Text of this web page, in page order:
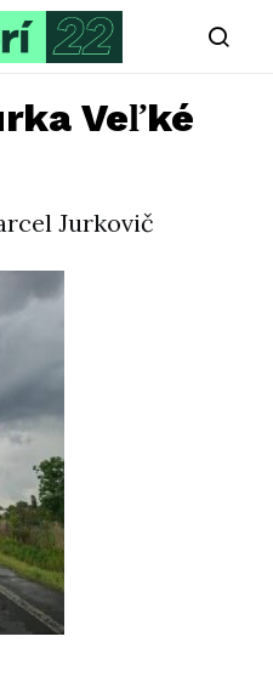
Veľké
Jurkovič